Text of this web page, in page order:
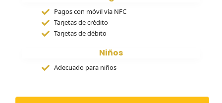
Pagos con móvil vía NFC
Tarjetas de crédito
Tarjetas de débito
Niños
Adecuado para niños